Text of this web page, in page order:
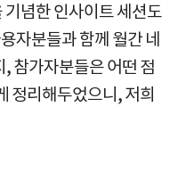
념한 인사이트 세션도
자분들과 함께 월간 네
참가자분들은 어떤 점
정리해두었으니, 저희